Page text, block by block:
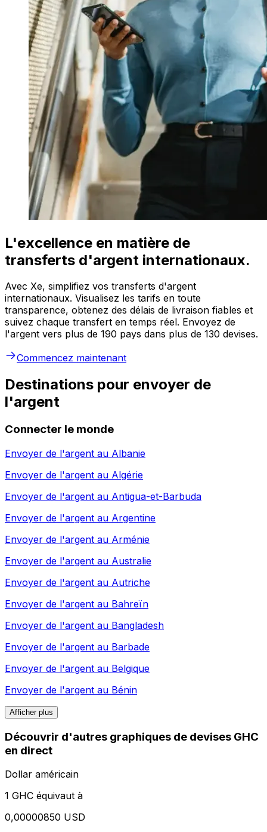
L'excellence en matière de
transferts d'argent internationaux.
Avec Xe, simplifiez vos transferts d'argent
internationaux. Visualisez les tarifs en toute
transparence, obtenez des délais de livraison fiables et
suivez chaque transfert en temps réel. Envoyez de
l'argent vers plus de 190 pays dans plus de 130 devises.
Commencez maintenant
Destinations pour envoyer de
l'argent
Connecter le monde
Envoyer de l'argent au Albanie
Envoyer de l'argent au Algérie
Envoyer de l'argent au Antigua-et-Barbuda
Envoyer de l'argent au Argentine
Envoyer de l'argent au Arménie
Envoyer de l'argent au Australie
Envoyer de l'argent au Autriche
Envoyer de l'argent au Bahreïn
Envoyer de l'argent au Bangladesh
Envoyer de l'argent au Barbade
Envoyer de l'argent au Belgique
Envoyer de l'argent au Bénin
Afficher plus
Découvrir d'autres graphiques de devises GHC
en direct
Dollar américain
1 GHC équivaut à
0,00000850 USD